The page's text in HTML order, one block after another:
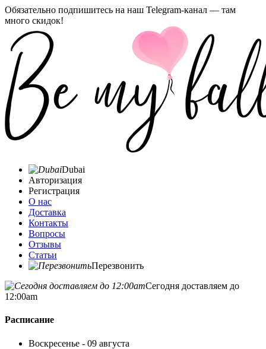
Обязательно подпишитесь на наш Telegram-канал — там
много скидок!
Dubai
Авторизация
Регистрация
О нас
Доставка
Контакты
Вопросы
Отзывы
Статьи
Перезвонить
Сегодня доставляем до
12:00am
Расписание
Воскресенье - 09 августа